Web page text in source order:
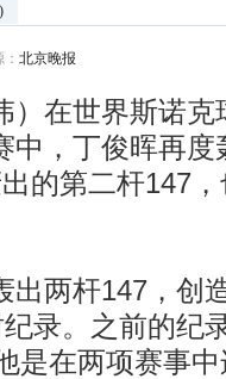
：北京晚报
在世界斯诺克
中，丁俊晖再
的第二杆147
两杆147，创
录。之前的纪
是在两项赛事